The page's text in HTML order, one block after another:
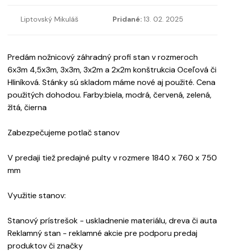
Liptovský Mikuláš Pridané: 13. 02. 2025
Predám nožnicový záhradný profi stan v rozmeroch
6x3m 4,5x3m, 3x3m, 3x2m a 2x2m konštrukcia Oceľová či
Hliníková. Stánky sú skladom máme nové aj použité. Cena
použitých dohodou. Farby:biela, modrá, červená, zelená,
žltá, čierna
Zabezpečujeme potlač stanov
V predaji tiež predajné pulty v rozmere 1840 x 760 x 750
mm
Využitie stanov:
Stanový prístrešok - uskladnenie materiálu, dreva či auta
Reklamný stan - reklamné akcie pre podporu predaj
produktov či značky